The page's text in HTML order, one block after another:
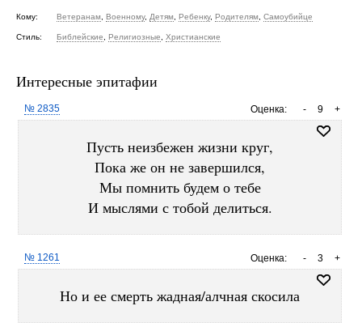
Кому: Ветеранам Военному, Детям Ребенку, Родителям Самоубийце
Стиль: Библейские Религиозные Христианские
Интересные эпитафии
Оценка: +
9
-
№ 2835
Пусть неизбежен жизни круг,
Пока же он не завершился,
Мы помнить будем о тебе
И мыслями с тобой делиться.
Оценка: +
3
-
№ 1261
Но и ее смерть жадная/алчная скосила